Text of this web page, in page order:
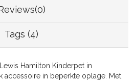
Tags (4)
Hamilton Kinderpet in
accessoire in beperkte oplage. Met